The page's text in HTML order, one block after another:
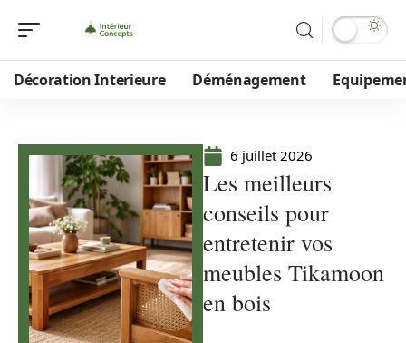
Décoration Interieure Déménagement
6 juillet 2026
Les meilleurs
conseils pour
entretenir vos
meubles Tikamoon
en bois